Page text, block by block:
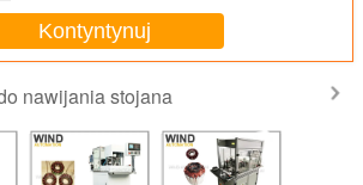
Kontyntynuj
nawijania stojana